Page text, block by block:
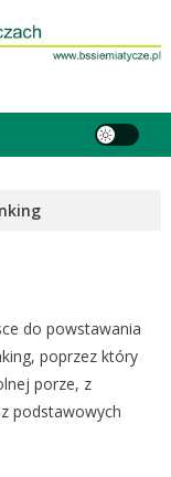
do powstawania
poprzez który
porze, z
podstawowych